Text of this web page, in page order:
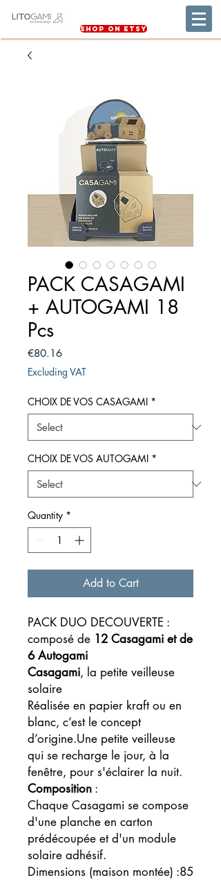
Shop on Etsy
PACK CASAGAMI
+ AUTOGAMI 18
Pcs
€80.16Price
Excluding VAT
CHOIX DE VOS CASAGAMI *
CHOIX DE VOS AUTOGAMI *
Quantity *
Add to Cart
PACK DUO DECOUVERTE :
composé de 12 Casagami et de
6 Autogami
Casagami, la petite veilleuse
solaire
Réalisée en papier kraft ou en
blanc, c’est le concept
d’origine.Une petite veilleuse
qui se recharge le jour, à la
fenêtre, pour s'éclairer la nuit.
Composition :
Chaque Casagami se compose
d'une planche en carton
prédécoupée et d'un module
solaire adhésif.
Dimensions (maison montée) :85